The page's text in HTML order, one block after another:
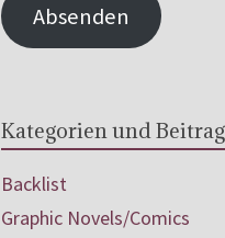
Absenden
Kategorien und
Backlist
Graphic Novels/Comics